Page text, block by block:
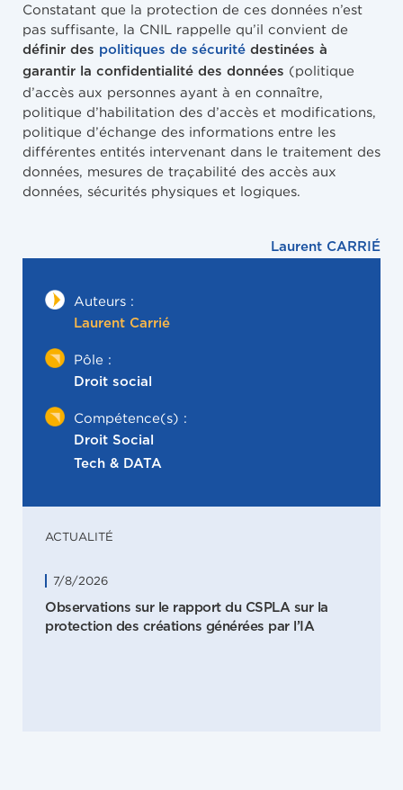
Auteurs :
Laurent Carrié
Pôle :
Droit social
Compétence(s) :
Droit Social
Tech & DATA
ACTUALITÉ
7/8/2026
Observations sur le rapport du CSPLA sur la
protection des créations générées par l’IA
Constatant que la protection de ces données n’est
pas suffisante, la CNIL rappelle qu’il convient de
définir des politiques de sécurité destinées à
garantir la confidentialité des données (politique
d’accès aux personnes ayant à en connaître,
politique d’habilitation des d’accès et modifications,
politique d’échange des informations entre les
différentes entités intervenant dans le traitement des
données, mesures de traçabilité des accès aux
données, sécurités physiques et logiques.
Laurent CARRIÉ